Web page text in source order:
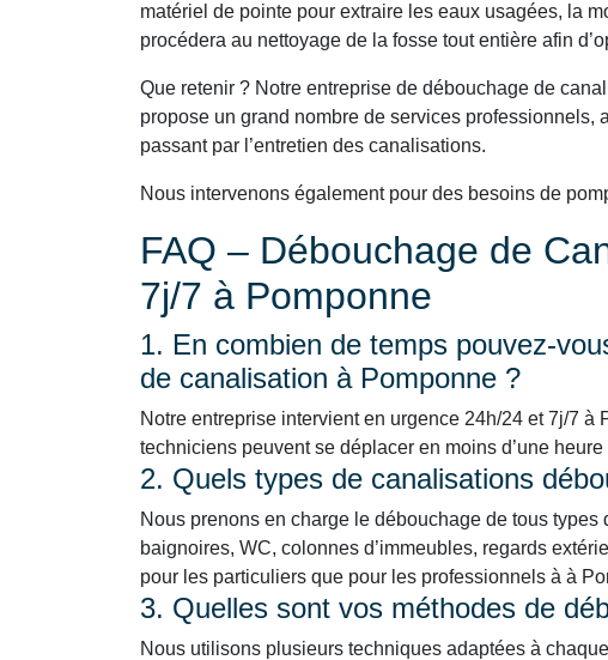
matériel de pointe pour extraire les eaux usagées, la
procédera au nettoyage de la fosse tout entière afin
Que retenir ? Notre entreprise de débouchage de
propose un grand nombre de services professionnels,
passant par l’entretien des canalisations.
Nous intervenons également pour des besoins de
FAQ – Débouchage de
7j/7 à Pomponne
1. En combien de temps pouvez-
de canalisation à Pomponne ?
Notre entreprise intervient en urgence 24h/24 et 7j/7
techniciens peuvent se déplacer en moins d’une
2. Quels types de canalisations
Nous prenons en charge le débouchage de tous
baignoires, WC, colonnes d’immeubles, regards
pour les particuliers que pour les professionnels à à
3. Quelles sont vos méthodes de
Nous utilisons plusieurs techniques adaptées à